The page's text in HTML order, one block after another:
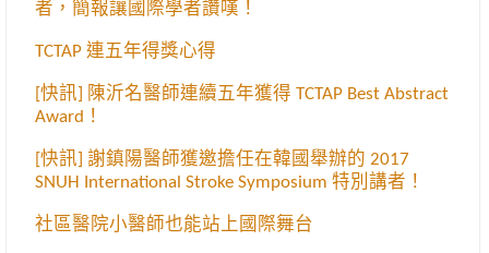
者，簡報讓國際學者讚嘆！
TCTAP 連五年得獎心得
[快訊] 陳沂名醫師連續五年獲得 TCTAP Best Abstract
Award！
[快訊] 謝鎮陽醫師獲邀擔任在韓國舉辦的 2017
SNUH International Stroke Symposium 特別講者！
社區醫院小醫師也能站上國際舞台